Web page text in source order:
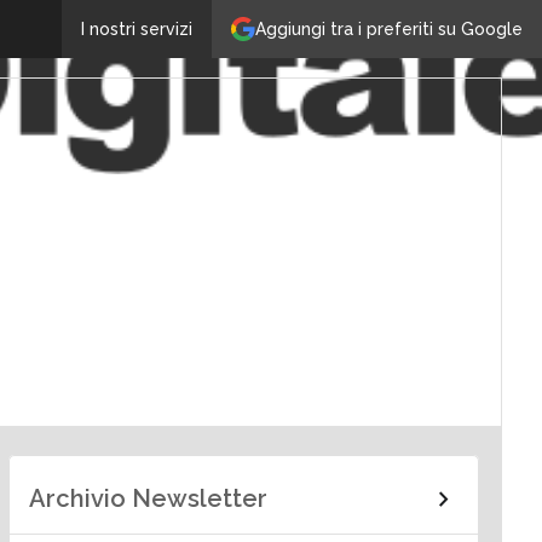
Aggiungi tra i preferiti su Google
I nostri servizi
Archivio Newsletter